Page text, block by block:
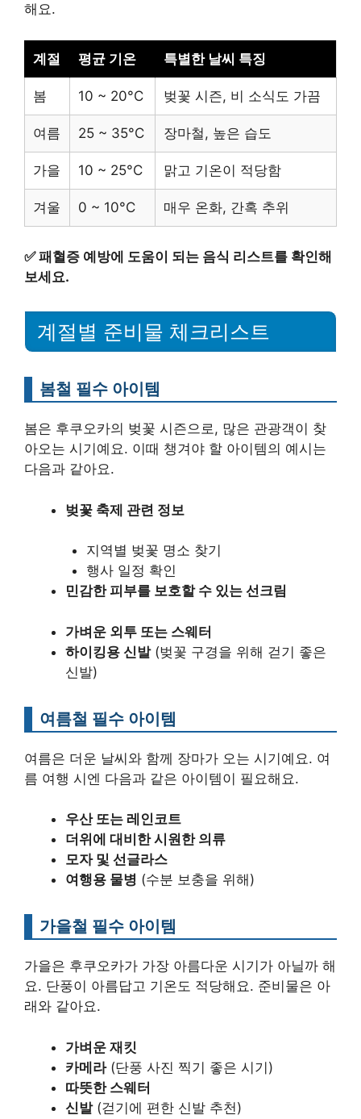
해요.
계절 평균 기온 특별한 날씨 특징
봄 10 ~ 20°C 벚꽃 시즌, 비 소식도 가끔
여름 25 ~ 35°C 장마철, 높은 습도
가을 10 ~ 25°C 맑고 기온이 적당함
겨울 0 ~ 10°C 매우 온화, 간혹 추위
✅패혈증 예방에 도움이 되는 음식 리스트를 확인해
보세요.
계절별 준비물 체크리스트
봄철 필수 아이템
봄은 후쿠오카의 벚꽃 시즌으로, 많은 관광객이 찾
아오는 시기예요. 이때 챙겨야 할 아이템의 예시는
다음과 같아요.
벚꽃 축제 관련 정보
지역별 벚꽃 명소 찾기
행사 일정 확인
민감한 피부를 보호할 수 있는 선크림
가벼운 외투 또는 스웨터
하이킹용 신발(벚꽃 구경을 위해 걷기 좋은
신발)
여름철 필수 아이템
여름은 더운 날씨와 함께 장마가 오는 시기예요. 여
름 여행 시엔 다음과 같은 아이템이 필요해요.
우산 또는 레인코트
더위에 대비한 시원한 의류
모자 및 선글라스
여행용 물병 (수분 보충을 위해)
가을철 필수 아이템
가을은 후쿠오카가 가장 아름다운 시기가 아닐까 해
요. 단풍이 아름답고 기온도 적당해요. 준비물은 아
래와 같아요.
가벼운 재킷
카메라(단풍 사진 찍기 좋은 시기)
따뜻한 스웨터
신발(걷기에 편한 신발 추천)